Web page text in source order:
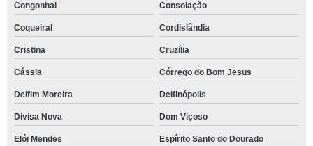
Congonhal Consolação
Coqueiral Cordislândia
Cristina Cruzília
Cássia Córrego do Bom Jesus
Delfim Moreira Delfinópolis
Divisa Nova Dom Viçoso
Elói Mendes Espírito Santo do Dourado